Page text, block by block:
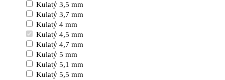
Kulatý 3,5 mm
Kulatý 3,7 mm
Kulatý 4 mm
Kulatý 4,5 mm
Kulatý 4,7 mm
Kulatý 5 mm
Kulatý 5,1 mm
Kulatý 5,5 mm